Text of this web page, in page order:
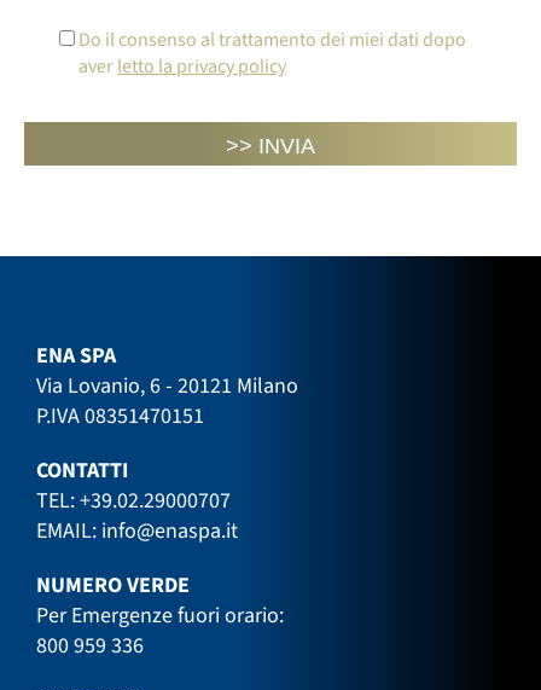
Do il consenso al trattamento dei miei dati dopo
averletto la privacy policy
ENA SPA
Via Lovanio, 6 - 20121 Milano
P.IVA 08351470151
CONTATTI
TEL:+39.02.29000707
EMAIL: info@enaspa.it
NUMERO VERDE
Per Emergenze fuori orario:
800 959 336